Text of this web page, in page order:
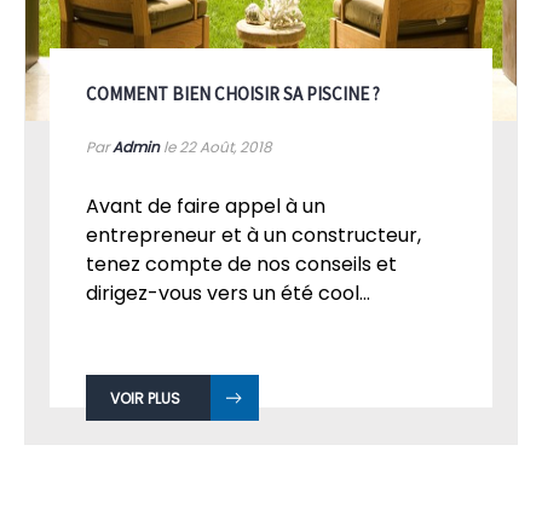
COMMENT BIEN CHOISIR SA PISCINE ?
ParAdminle 22Août, 2018
Avant de faire appel à un
entrepreneur et à un constructeur,
tenez compte de nos conseils et
dirigez-vous vers un été cool...
VOIR PLUS